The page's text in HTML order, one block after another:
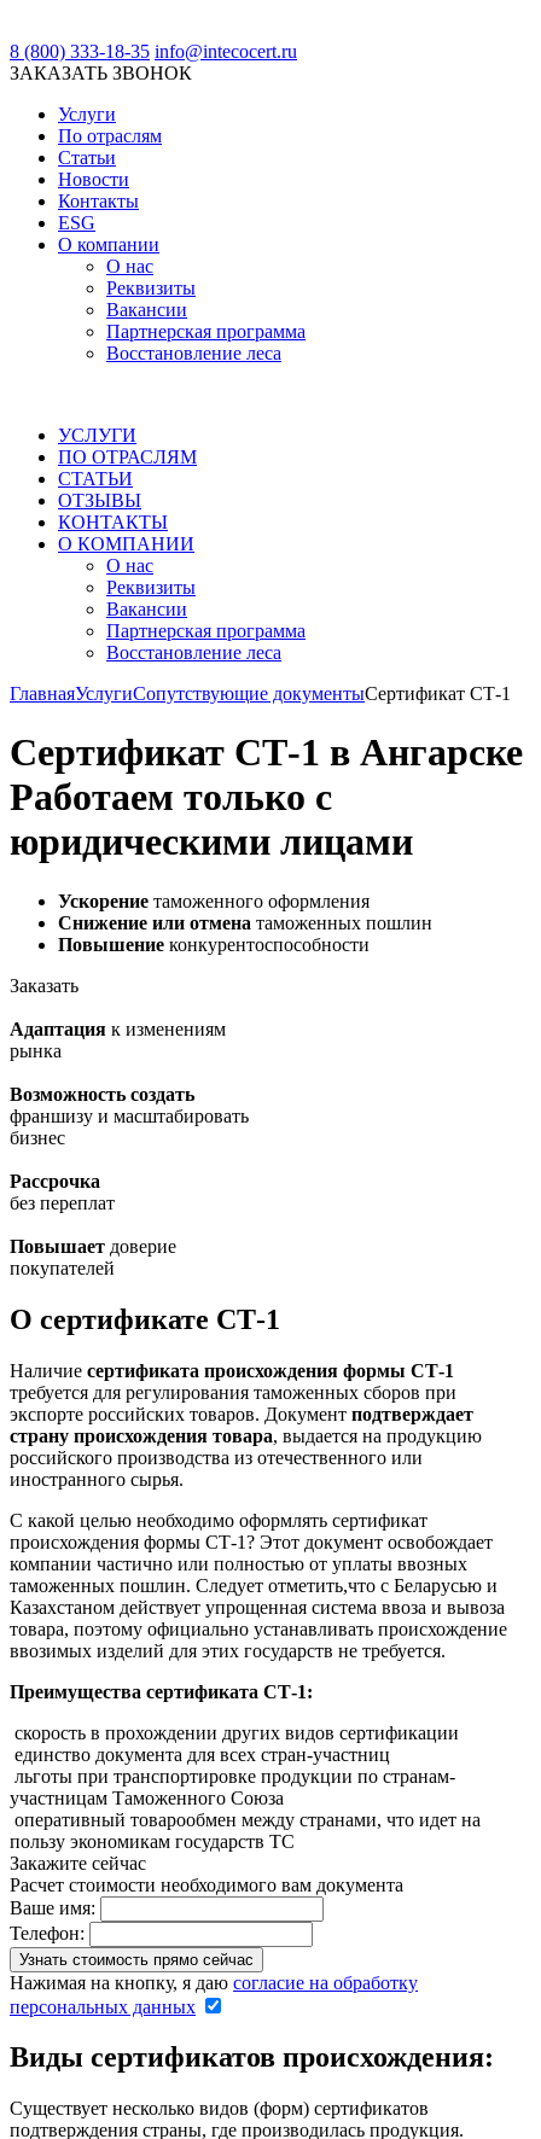
8 (800) 333-18-35 info@intecocert.ru
ЗАКАЗАТЬ ЗВОНОК
Услуги
По отраслям
Статьи
Новости
Контакты
ESG
О компании
О нас
Реквизиты
Вакансии
Партнерская программа
Восстановление леса
УСЛУГИ
ПО ОТРАСЛЯМ
СТАТЬИ
ОТЗЫВЫ
КОНТАКТЫ
О КОМПАНИИ
О нас
Реквизиты
Вакансии
Партнерская программа
Восстановление леса
ГлавнаяУслугиСопутствующие документыСертификат СТ-1
Сертификат СТ-1 в Ангарске
Работаем только с
юридическими лицами
Ускорение таможенного оформления
Снижение или отмена таможенных пошлин
Повышение конкурентоспособности
Заказать
Адаптация к изменениям
рынка
Возможность создать
франшизу и масштабировать
бизнес
Рассрочка
без переплат
Повышает доверие
покупателей
О сертификате СТ-1
Наличие сертификата происхождения формы СТ-1
требуется для регулирования таможенных сборов при
экспорте российских товаров. Документ подтверждает
страну происхождения товара, выдается на продукцию
российского производства из отечественного или
иностранного сырья.
С какой целью необходимо оформлять сертификат
происхождения формы СТ-1? Этот документ освобождает
компании частично или полностью от уплаты ввозных
таможенных пошлин. Следует отметить,что с Беларусью и
Казахстаном действует упрощенная система ввоза и вывоза
товара, поэтому официально устанавливать происхождение
ввозимых изделий для этих государств не требуется.
Преимущества сертификата СТ-1:
скорость в прохождении других видов сертификации
единство документа для всех стран-участниц
льготы при транспортировке продукции по странам-
участницам Таможенного Союза
оперативный товарообмен между странами, что идет на
пользу экономикам государств ТС
Закажите сейчас
Расчет стоимости необходимого вам документа
Ваше имя:
Телефон:
Нажимая на кнопку, я даю согласие на обработку
персональных данных
Виды сертификатов происхождения:
Существует несколько видов (форм) сертификатов
подтверждения страны, где производилась продукция.